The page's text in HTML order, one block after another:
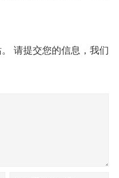
请提交您的信息，我们